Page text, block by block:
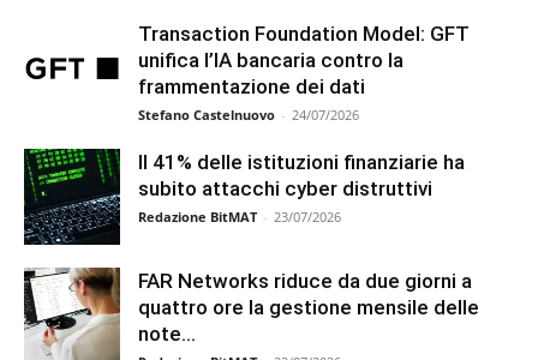
Transaction Foundation Model: GFT
unifica l’IA bancaria contro la
frammentazione dei dati
Stefano Castelnuovo - 24/07/2026
Il 41% delle istituzioni finanziarie ha
subito attacchi cyber distruttivi
Redazione BitMAT - 23/07/2026
FAR Networks riduce da due giorni a
quattro ore la gestione mensile delle
note...